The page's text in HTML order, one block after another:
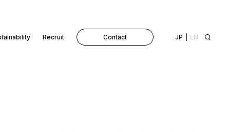
Recruit Contact EN
JP